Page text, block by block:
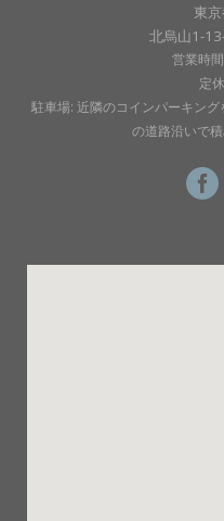
東
北烏山1-
営業時
定
駐車場: 近隣のコインパーキン
の道路沿いで